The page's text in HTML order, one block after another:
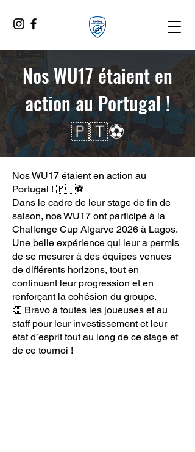
Nos WU17 étaient en
action au Portugal !
🇵🇹⚽
Nos WU17 étaient en action au
Portugal ! 🇵🇹⚽
Dans le cadre de leur stage de fin de
saison, nos WU17 ont participé à la
Challenge Cup Algarve 2026 à Lagos.
Une belle expérience qui leur a permis
de se mesurer à des équipes venues
de différents horizons, tout en
continuant leur progression et en
renforçant la cohésion du groupe.
👏 Bravo à toutes les joueuses et au
staff pour leur investissement et leur
état d’esprit tout au long de ce stage et
de ce tournoi !